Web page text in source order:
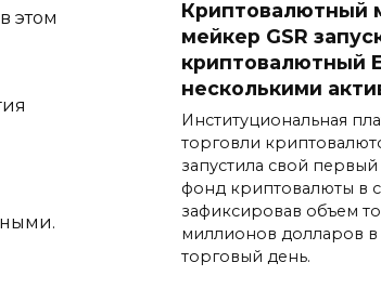
этом
Криптовалютный
мейкер GSR
криптовалютный
несколькими
Институциональная
торговли
запустила свой
фонд криптовалюты в
зафиксировав объем
миллионов долларов
торговый день.